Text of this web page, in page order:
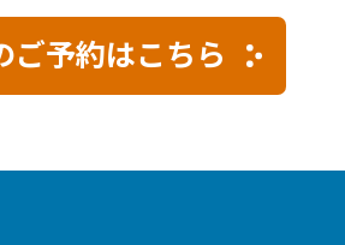
ご予約はこちら